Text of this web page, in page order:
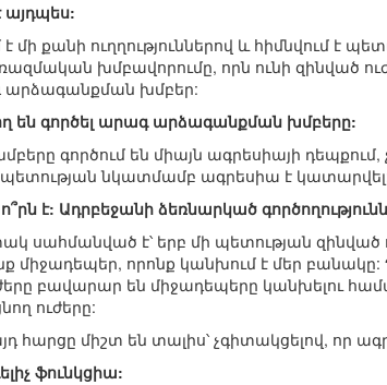
այդպես:
մի քանի ուղղություններով և հիմնվում է
ռազմական խմբավորումը, որն ունի զինված
արձագանքման խմբեր:
են գործել արագ արձագանքման խմբերը:
գործում են միայն ագրեսիայի դեպքում,
պետության նկատմամբ ագրեսիա է
է: Ադրբեջանի ձեռնարկած
սահմանված է՝ երբ մի պետության զինված
միջադեպեր, որոնք կանխում է մեր
բավարար են միջադեպերը կանխելու
ուժերը:
հարցը միշտ են տալիս՝ չգիտակցելով, որ
ֆունկցիա: